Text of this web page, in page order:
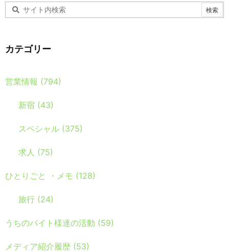
カテゴリー
営業情報 (794)
新宿 (43)
スペシャル (375)
求人 (75)
ひとりごと ・メモ (128)
旅行 (24)
うちのバイト様達の活動 (59)
メディア紹介履歴 (53)